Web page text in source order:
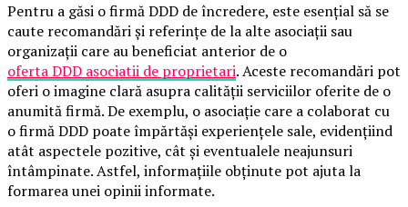
Pentru a găsi o firmă DDD de încredere, este esențial să se
caute recomandări și referințe de la alte asociații sau
organizații care au beneficiat anterior de o
oferta DDD asociatii de proprietari. Aceste recomandări pot
oferi o imagine clară asupra calității serviciilor oferite de o
anumită firmă. De exemplu, o asociație care a colaborat cu
o firmă DDD poate împărtăși experiențele sale, evidențiind
atât aspectele pozitive, cât și eventualele neajunsuri
întâmpinate. Astfel, informațiile obținute pot ajuta la
formarea unei opinii informate.